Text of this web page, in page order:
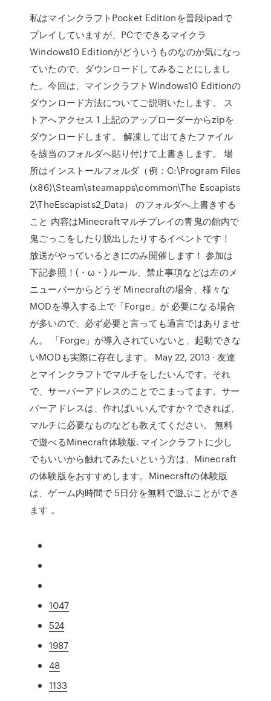
私はマインクラフトPocket Editionを普段ipadで
プレイしていますが、PCでできるマイクラ
Windows10 Editionがどういうものなのか気になっ
ていたので、ダウンロードしてみることにしまし
た。今回は、マインクラフトWindows10 Editionの
ダウンロード方法についてご説明いたします。 ス
トアへアクセス 1 上記のアップローダーからzipを
ダウンロードします。 解凍して出てきたファイル
を該当のフォルダへ貼り付けて上書きします。 場
所はインストールフォルダ（例：C:\Program Files
(x86)\Steam\steamapps\common\The Escapists
2\TheEscapists2_Data） のフォルダへ上書きする
こと 内容はMinecraftマルチプレイの青鬼の館内で
鬼ごっこをしたり脱出したりするイベントです！
放送がやっているときにのみ開催します！ 参加は
下記参照！(・ω・) ルール、禁止事項などは左のメ
ニューバーからどうぞ Minecraftの場合、様々な
MODを導入する上で「Forge」が 必要になる場合
が多いので、必ず必要と言っても過言ではありませ
ん。 「Forge」が導入されていないと、起動できな
いMODも実際に存在します。 May 22, 2013 · 友達
とマインクラフトでマルチをしたいんです。それ
で、サーバーアドレスのことでこまってます。サー
バーアドレスは、作ればいいんですか？できれば、
マルチに必要なものなども教えてください。 無料
で遊べるMinecraft体験版. マインクラフトに少し
でもいいから触れてみたいという方は、Minecraft
の体験版をおすすめします。Minecraftの体験版
は、ゲーム内時間で 5日分を無料で遊ぶことができ
ます 。
1047
524
1987
48
1133